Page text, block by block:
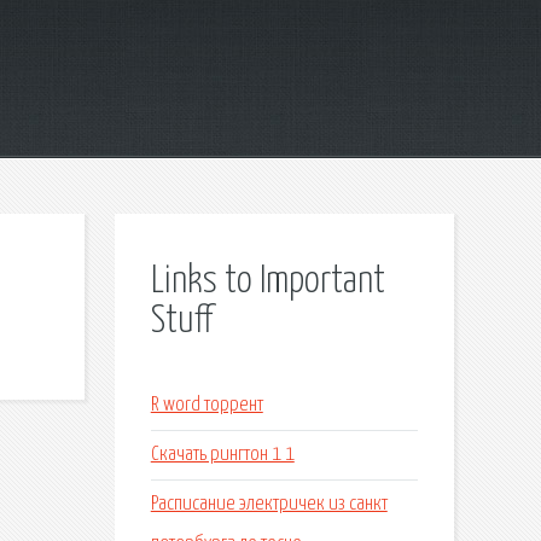
Links to Important
Stuff
R word торрент
Скачать рингтон 1 1
Расписание электричек из санкт